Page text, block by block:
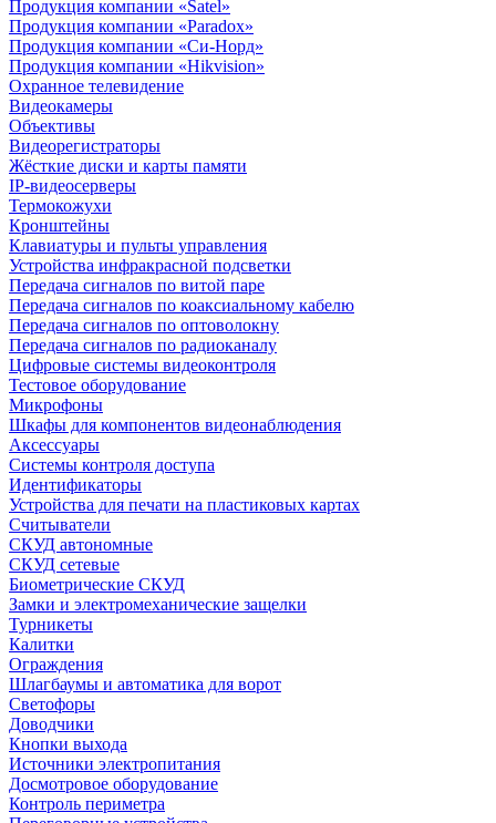
Продукция компании «Satel»
Продукция компании «Paradox»
Продукция компании «Си-Норд»
Продукция компании «Hikvision»
Охранное телевидение
Видеокамеры
Объективы
Видеорегистраторы
Жёсткие диски и карты памяти
IP-видеосерверы
Термокожухи
Кронштейны
Клавиатуры и пульты управления
Устройства инфракрасной подсветки
Передача сигналов по витой паре
Передача сигналов по коаксиальному кабелю
Передача сигналов по оптоволокну
Передача сигналов по радиоканалу
Цифровые системы видеоконтроля
Тестовое оборудование
Микрофоны
Шкафы для компонентов видеонаблюдения
Аксессуары
Системы контроля доступа
Идентификаторы
Устройства для печати на пластиковых картах
Считыватели
СКУД автономные
СКУД сетевые
Биометрические СКУД
Замки и электромеханические защелки
Турникеты
Калитки
Ограждения
Шлагбаумы и автоматика для ворот
Светофоры
Доводчики
Кнопки выхода
Источники электропитания
Досмотровое оборудование
Контроль периметра